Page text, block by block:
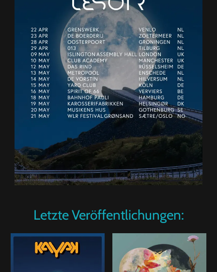
Letzte Veröffentlichungen: